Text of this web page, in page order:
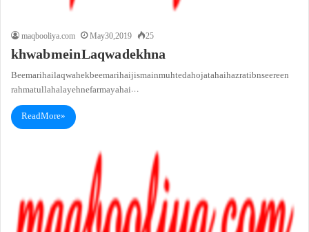
maqbooliya.com May 30, 2019 25
khwab mein Laqwa dekhna
Beemari hailaqwah ek beemari hai jis main muh teda ho jata hai hazrat ibn seereen
rahmatullah alayeh ne farmaya hai…
Read More »